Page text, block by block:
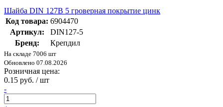
Шайба DIN 127B 5 гроверная покрытие цинк
Код товара: 6904470
Артикул:
DIN127-5
Бренд:
Крепдил
На складе 7006 шт
Обновлено 07.08.2026
Розничная цена:
0.15 руб. / шт
-